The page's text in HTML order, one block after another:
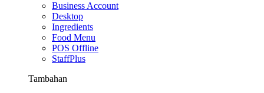
Business Account
Desktop
Ingredients
Food Menu
POS Offline
StaffPlus
Tambahan